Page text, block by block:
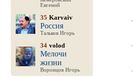
Евгений
35 Karvaiv
Россия
Тальков Игорь
34 volod
Мелочи
жизни
Воронцов Игорь